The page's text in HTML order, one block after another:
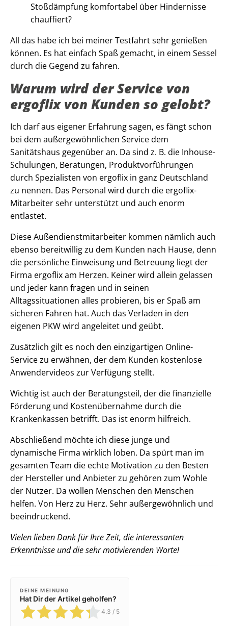
Stoßdämpfung komfortabel über Hindernisse
chauffiert?
All das habe ich bei meiner Testfahrt sehr genießen
können. Es hat einfach Spaß gemacht, in einem Sessel
durch die Gegend zu fahren.
Warum wird der Service von
ergoflix von Kunden so gelobt?
Ich darf aus eigener Erfahrung sagen, es fängt schon
bei dem außergewöhnlichen Service dem
Sanitätshaus gegenüber an. Da sind z. B. die Inhouse-
Schulungen, Beratungen, Produktvorführungen
durch Spezialisten von ergoflix in ganz Deutschland
zu nennen. Das Personal wird durch die ergoflix-
Mitarbeiter sehr unterstützt und auch enorm
entlastet.
Diese Außendienstmitarbeiter kommen nämlich auch
ebenso bereitwillig zu dem Kunden nach Hause, denn
die persönliche Einweisung und Betreuung liegt der
Firma ergoflix am Herzen. Keiner wird allein gelassen
und jeder kann fragen und in seinen
Alltagssituationen alles probieren, bis er Spaß am
sicheren Fahren hat. Auch das Verladen in den
eigenen PKW wird angeleitet und geübt.
Zusätzlich gilt es noch den einzigartigen Online-
Service zu erwähnen, der dem Kunden kostenlose
Anwendervideos zur Verfügung stellt.
Wichtig ist auch der Beratungsteil, der die finanzielle
Förderung und Kostenübernahme durch die
Krankenkassen betrifft. Das ist enorm hilfreich.
Abschließend möchte ich diese junge und
dynamische Firma wirklich loben. Da spürt man im
gesamten Team die echte Motivation zu den Besten
der Hersteller und Anbieter zu gehören zum Wohle
der Nutzer. Da wollen Menschen den Menschen
helfen. Von Herz zu Herz. Sehr außergewöhnlich und
beeindruckend.
Vielen lieben Dank für Ihre Zeit, die interessanten
Erkenntnisse und die sehr motivierenden Worte!
DEINE MEINUNG
Hat Dir der Artikel geholfen?
4.3 / 5